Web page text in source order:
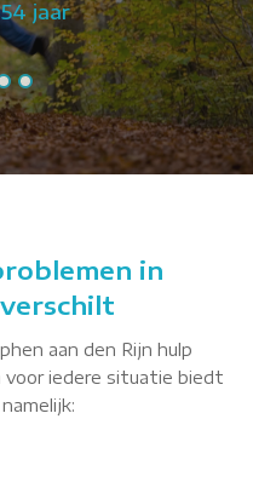
jaar
in
aan den Rijn hulp
voor iedere situatie biedt